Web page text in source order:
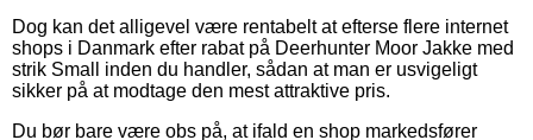
Dog kan det alligevel være rentabelt at efterse flere internet
shops i Danmark efter rabat på Deerhunter Moor Jakke med
strik Small inden du handler, sådan at man er usvigeligt
sikker på at modtage den mest attraktive pris.
Du bør bare være obs på, at ifald en shop markedsfører